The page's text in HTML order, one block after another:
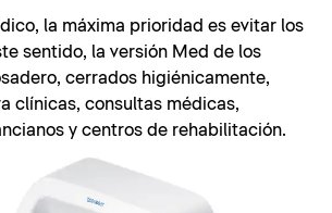
la máxima prioridad es evitar los
sentido, la versión Med de los
cerrados higiénicamente,
clínicas, consultas médicas,
y centros de rehabilitación.